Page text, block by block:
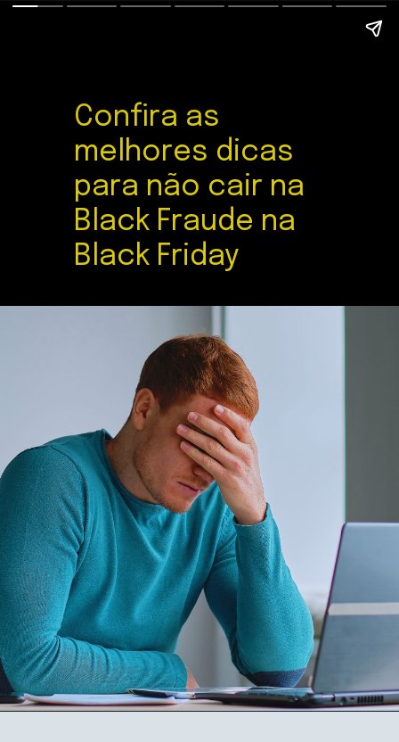
Confira as
melhores dicas
para não cair na
Black Fraude na
Black Friday